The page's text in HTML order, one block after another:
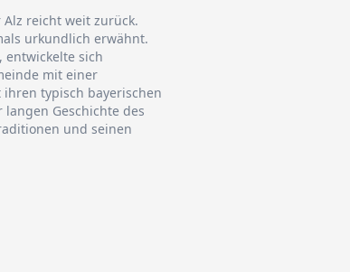
reicht weit zurück.
urkundlich erwähnt.
sich
mit einer
typisch bayerischen
Geschichte des
und seinen